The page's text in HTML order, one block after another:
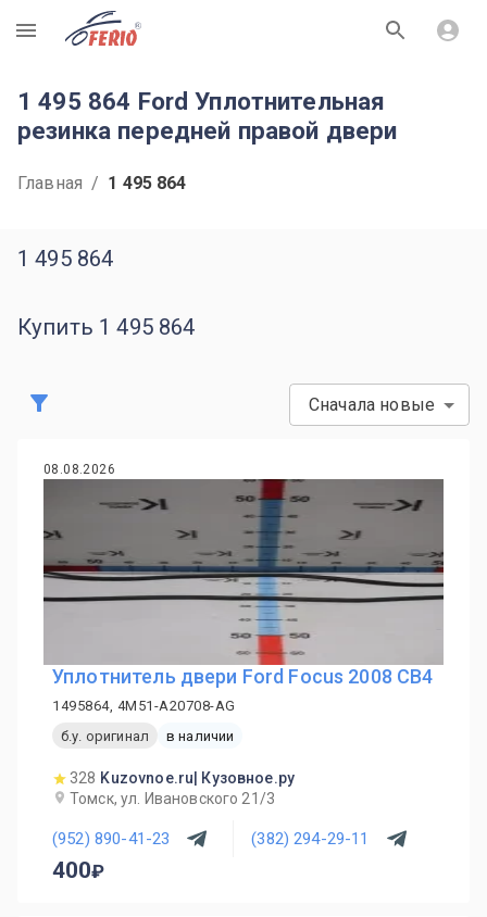
R
1 495 864 Ford Уплотнительная
резинка передней правой двери
Главная / 1 495 864
1 495 864
Купить 1 495 864
Сначала новые
08.08.2026
Уплотнитель двери Ford Focus 2008 CB4
1495864, 4M51-A20708-AG
б.у. оригинал
в наличии
328 Kuzovnoe.ru| Кузовное.ру
Томск, ул. Ивановского 21/3
(952) 890-41-23 (382) 294-29-11
400